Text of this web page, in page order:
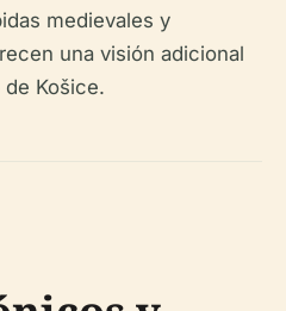
medievales y
una visión adicional
Košice.